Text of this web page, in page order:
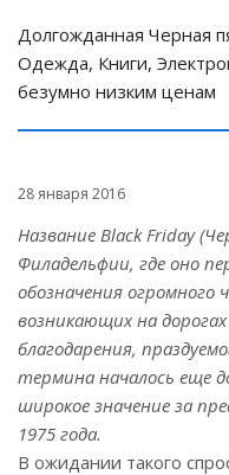
Долгожданная Черная
Одежда, Книги,
безумно низким ценам
28 января 2016
Название Black Friday
Филадельфии, где оно
обозначения огромного
возникающих на
благодарения,
термина началось еще
широкое значение за
1975 года.
В ожидании такого